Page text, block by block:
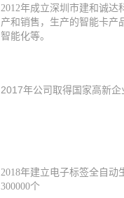
2012年成立深圳市建和诚
产和销售，生产的智能卡产
智能化等。
2017年公司取得国家高新企
2018年建立电子标签全自动
300000个